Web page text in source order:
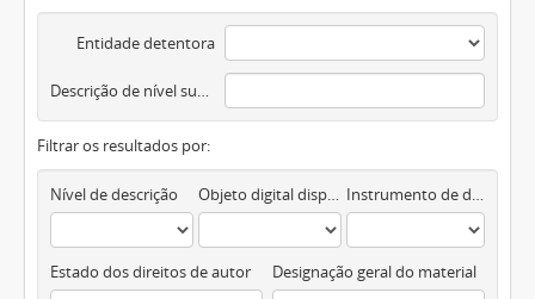
Entidade detentora
Descrição de nível superior
Filtrar os resultados por:
Nível de descrição Objeto digital disponível Instrumento de descrição documental
Estado dos direitos de autor Designação geral do material